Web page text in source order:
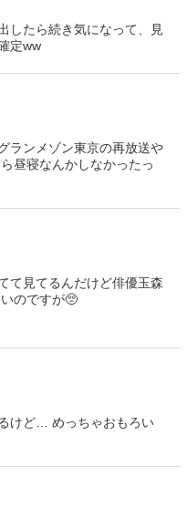
したら続き気になって、見
定ww
ランメゾン東京の再放送や
昼寝なんかしなかったっ
て見てるんだけど俳優玉森
のですが🥺
けど… めっちゃおもろい